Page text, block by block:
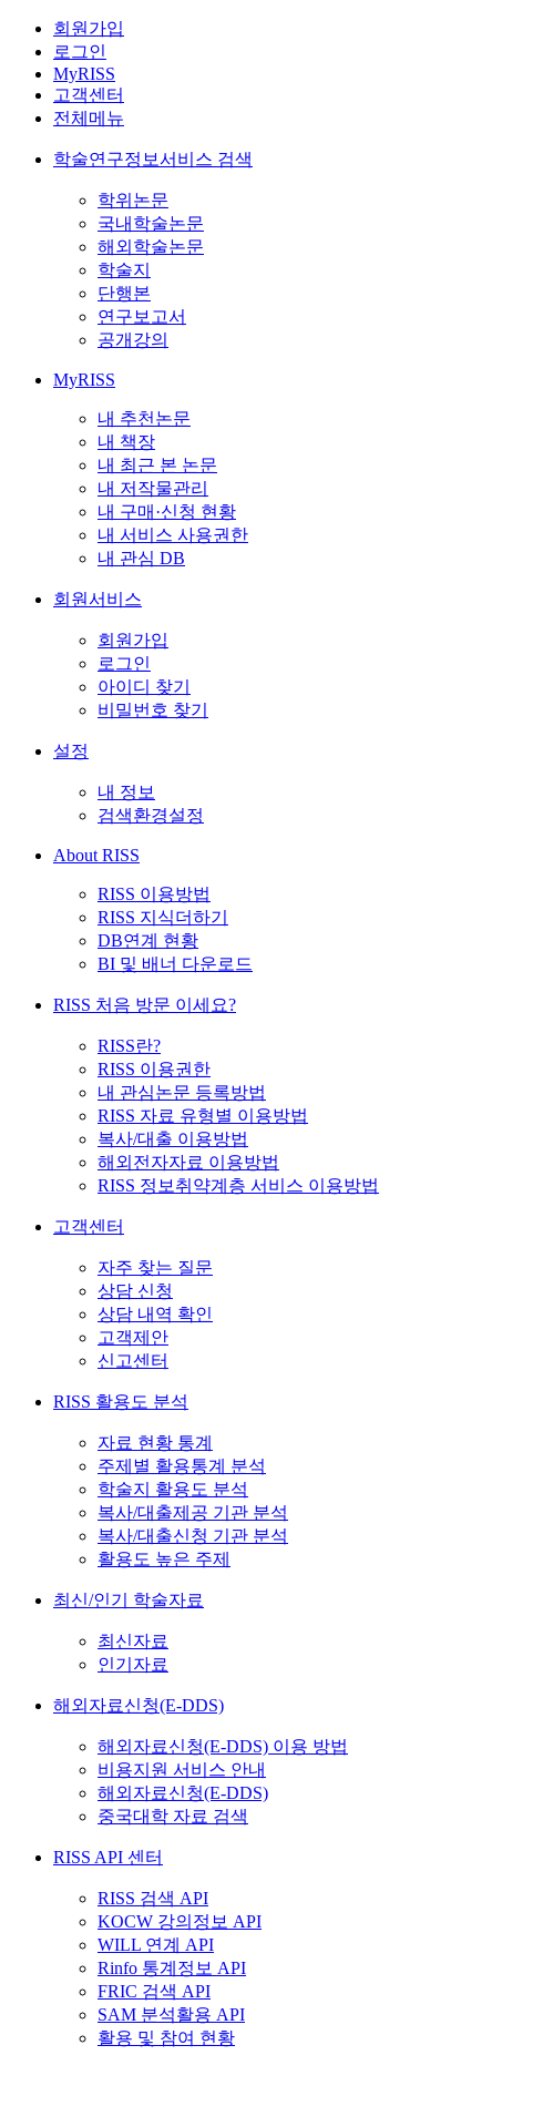
회원가입
로그인
MyRISS
고객센터
전체메뉴
학술연구정보서비스 검색
학위논문
국내학술논문
해외학술논문
학술지
단행본
연구보고서
공개강의
MyRISS
내 추천논문
내 책장
내 최근 본 논문
내 저작물관리
내 구매·신청 현황
내 서비스 사용권한
내 관심 DB
회원서비스
회원가입
로그인
아이디 찾기
비밀번호 찾기
설정
내 정보
검색환경설정
About RISS
RISS 이용방법
RISS 지식더하기
DB연계 현황
BI 및 배너 다운로드
RISS 처음 방문 이세요?
RISS란?
RISS 이용권한
내 관심논문 등록방법
RISS 자료 유형별 이용방법
복사/대출 이용방법
해외전자자료 이용방법
RISS 정보취약계층 서비스 이용방법
고객센터
자주 찾는 질문
상담 신청
상담 내역 확인
고객제안
신고센터
RISS 활용도 분석
자료 현황 통계
주제별 활용통계 분석
학술지 활용도 분석
복사/대출제공 기관 분석
복사/대출신청 기관 분석
활용도 높은 주제
최신/인기 학술자료
최신자료
인기자료
해외자료신청(E-DDS)
해외자료신청(E-DDS) 이용 방법
비용지원 서비스 안내
해외자료신청(E-DDS)
중국대학 자료 검색
RISS API 센터
RISS 검색 API
KOCW 강의정보 API
WILL 연계 API
Rinfo 통계정보 API
FRIC 검색 API
SAM 분석활용 API
활용 및 참여 현황